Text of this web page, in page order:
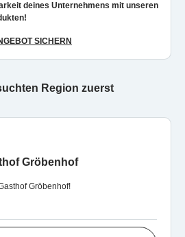
deines Unternehmens mit unseren
SICHERN
Region zuerst
Gröbenhof
Gröbenhof!